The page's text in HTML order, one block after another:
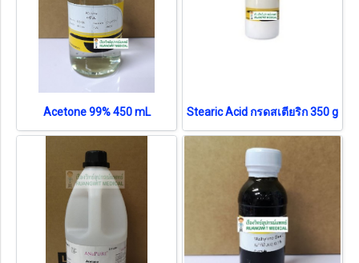
Acetone 99% 450 mL Stearic Acid กรดสเตียริก 350 g